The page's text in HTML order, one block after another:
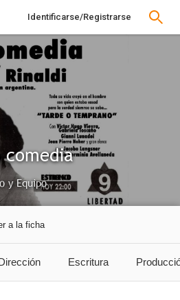
Identificarse/Registrarse
comedia
y Equipo
a la ficha
Escritura